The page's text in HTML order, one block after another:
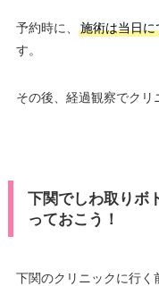
予約時に、 施術は当日
す。
その後、経過観察でクリ
下関でしわ取りボ
っておこう！
下関のクリニックに行